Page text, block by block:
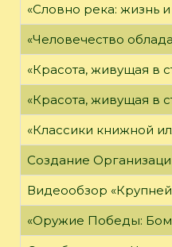
«Словно река: жизнь
«Человечество
«Красота, живущая в
«Красота, живущая в
«Классики книжной
Создание
Видеообзор
«Оружие Победы: